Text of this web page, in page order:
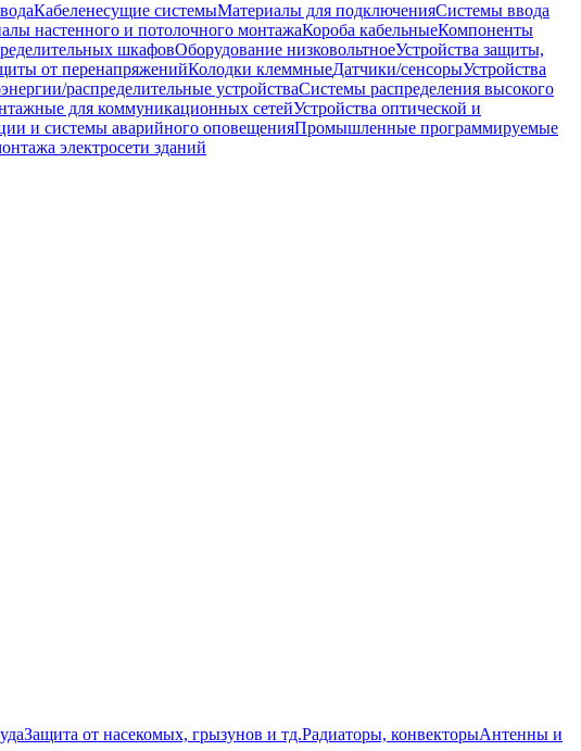
Кабеленесущие системыМатериалы для подключенияСистемы ввода
настенного и потолочного монтажаКороба кабельныеКомпоненты
шкафовОборудование низковольтноеУстройства защиты,
от перенапряженийКолодки клеммныеДатчики/сенсорыУстройства
распределительные устройстваСистемы распределения высокого
для коммуникационных сетейУстройства оптической и
и системы аварийного оповещенияПромышленные программируемые
электросети зданий
Защита от насекомых, грызунов и тд.Радиаторы, конвекторыАнтенны и